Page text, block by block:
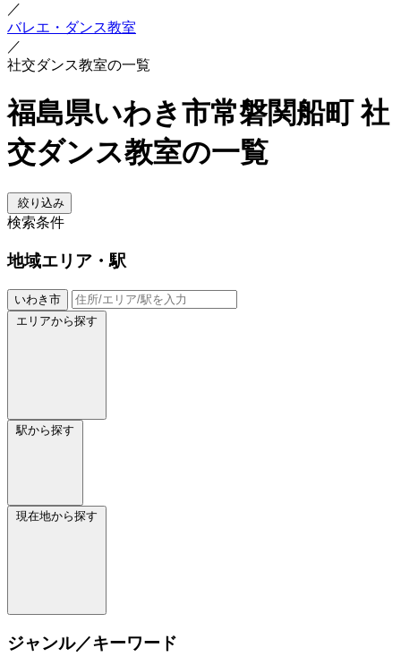
／
バレエ・ダンス教室
／
社交ダンス教室の一覧
福島県いわき市常磐関船町 社
交ダンス教室の一覧
絞り込み
検索条件
地域エリア・駅
いわき市
エリアから探す
駅から探す
現在地から探す
ジャンル／キーワード